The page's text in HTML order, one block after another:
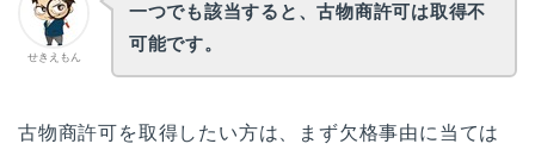
せきえもん
一つでも該当すると、古物商許可は取得不
可能です。
古物商許可を取得したい方は、まず欠格事由に当ては